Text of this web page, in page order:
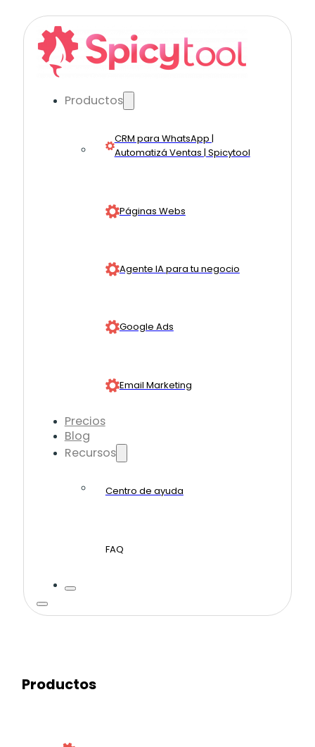
Productos
CRM para WhatsApp |
Automatizá Ventas | Spicytool
Páginas Webs
Agente IA para tu negocio
Google Ads
Email Marketing
Precios
Blog
Recursos
Centro de ayuda
FAQ
Productos